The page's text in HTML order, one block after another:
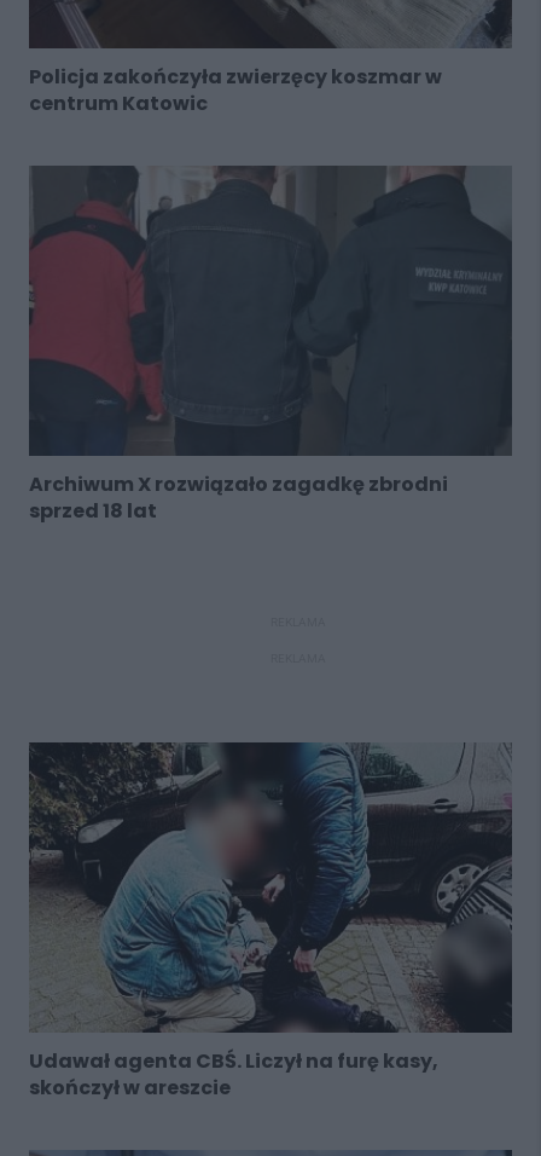
Policja zakończyła zwierzęcy koszmar w
centrum Katowic
Archiwum X rozwiązało zagadkę zbrodni
sprzed 18 lat
Udawał agenta CBŚ. Liczył na furę kasy,
skończył w areszcie